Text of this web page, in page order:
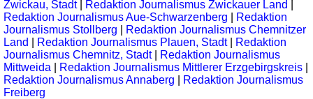
Zwickau, Stadt| Redaktion Journalismus Zwickauer Land
Redaktion Journalismus Aue-Schwarzenberg
Redaktion
Journalismus Stollberg
Redaktion Journalismus Chemnitzer
Land
Redaktion Journalismus Plauen, Stadt|
Redaktion
Journalismus Chemnitz, Stadt|
Redaktion Journalismus
Mittweida
Redaktion Journalismus Mittlerer Erzgebirgskreis
Redaktion Journalismus Annaberg
Redaktion Journalismus
Freiberg